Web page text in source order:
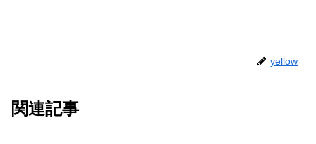
yellow
関連記事